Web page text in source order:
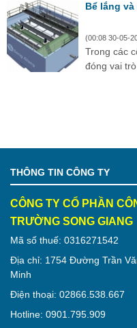
Bể lắng
(00:08 30-05-
Trong các
đóng vai
THÔNG TIN CÔNG TY
CÔNG TY CỔ PHẦN
TRƯỜNG SONG GIANG
Mã số thuế: 0316271542
Địa chỉ: 1754 Đường Trần
Minh
Điện thoại: 02866.538.667
Hotline: 0901.795.909